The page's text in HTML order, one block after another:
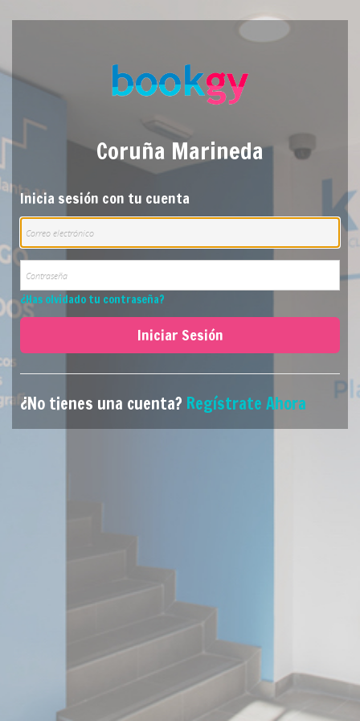
Coruña Marineda
Inicia sesión con tu cuenta
¿Has olvidado tu contraseña?
Iniciar Sesión
¿No tienes una cuenta? Regístrate Ahora